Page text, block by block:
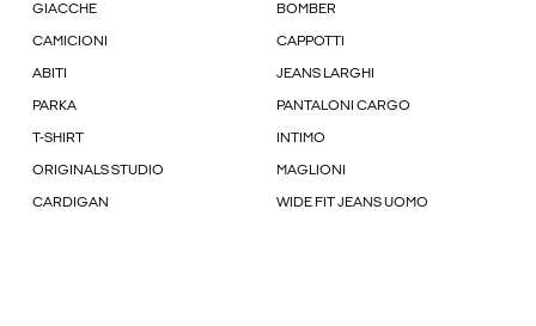
GIACCHE BOMBER
CAMICIONI CAPPOTTI
ABITI JEANS LARGHI
PARKA PANTALONI CARGO
T-SHIRT INTIMO
ORIGINALS STUDIO MAGLIONI
CARDIGAN WIDE FIT JEANS UOMO